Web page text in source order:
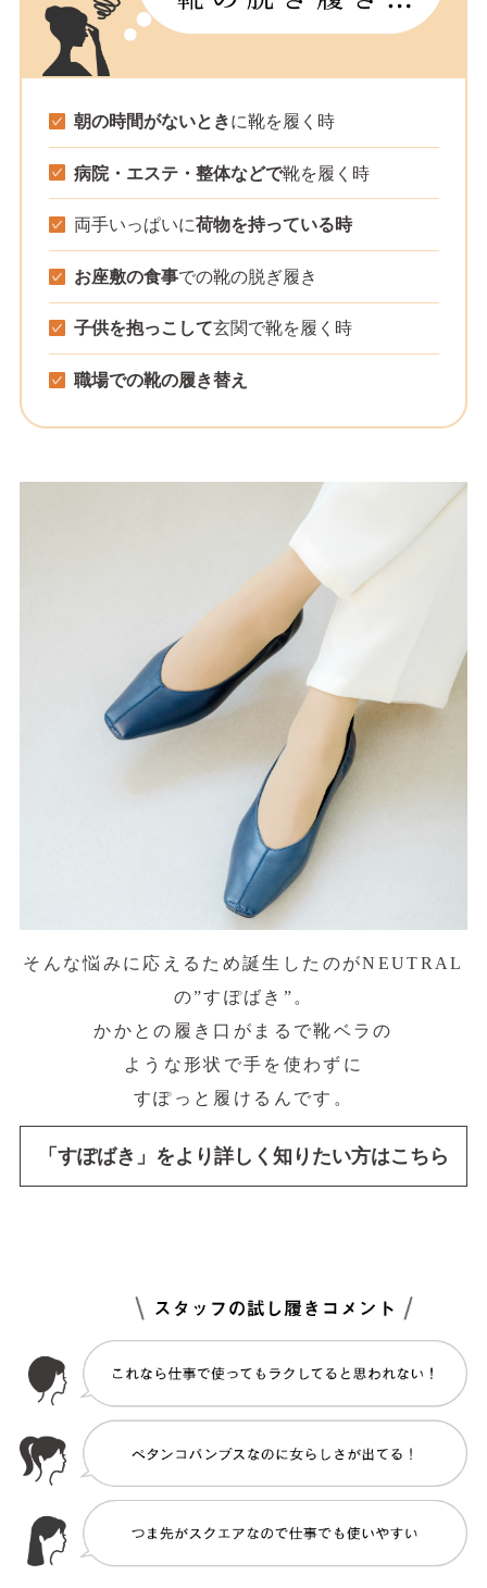
朝の時間がないときに靴を履く時
病院・エステ・整体などで靴を履く時
両手いっぱいに荷物を持っている時
お座敷の食事での靴の脱ぎ履き
子供を抱っこして玄関で靴を履く時
職場での靴の履き替え
そんな悩みに応えるため誕生したのがNEUTRAL
の”すぽばき”。
かかとの履き口がまるで靴ベラの
ような形状で手を使わずに
すぽっと履けるんです。
「すぽばき」をより詳しく知りたい方はこちら